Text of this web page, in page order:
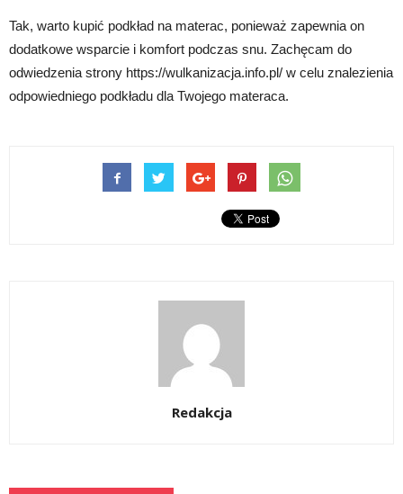
Tak, warto kupić podkład na materac, ponieważ zapewnia on
dodatkowe wsparcie i komfort podczas snu. Zachęcam do
odwiedzenia strony https://wulkanizacja.info.pl/ w celu znalezienia
odpowiedniego podkładu dla Twojego materaca.
Redakcja